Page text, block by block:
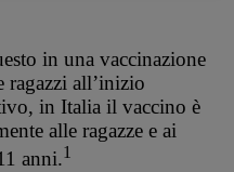
in una vaccinazione
ragazzi all’inizio
in Italia il vaccino è
alle ragazze e ai
anni.1